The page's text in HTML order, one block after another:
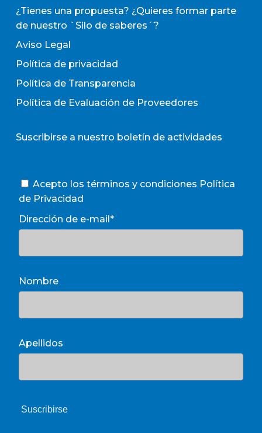
¿Tienes una propuesta? ¿Quieres formar parte
de nuestro `Silo de saberes´?
Aviso Legal
Política de privacidad
Política de Transparencia
Política de Evaluación de Proveedores
Suscribirse a nuestro boletín de actividades
Acepto los términos y condiciones Política
de Privacidad
Dirección de e-mail*
Nombre
Apellidos